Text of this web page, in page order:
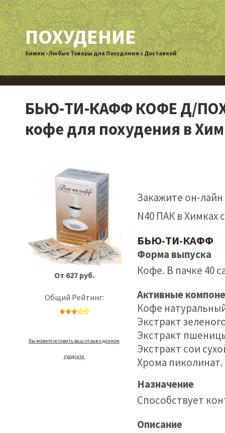
ПОХУДЕНИЕ
Химки - Любые Товары для Похудения с Доставкой
БЬЮ-ТИ-КАФФ КОФЕ Д/
кофе для похудения в
От 627 руб.
Общий Рейтинг:
Вы можете оставить ваш отзыв о данном
продукте.
Закажите он-
N40 ПАК в Химках
БЬЮ-ТИ-КАФФ
Форма выпуска
Кофе. В пачке 40
Активные
Кофе
Экстракт
Экстракт
Экстракт сои
Хрома пиколинат.
Назначение
Способствует
Описание